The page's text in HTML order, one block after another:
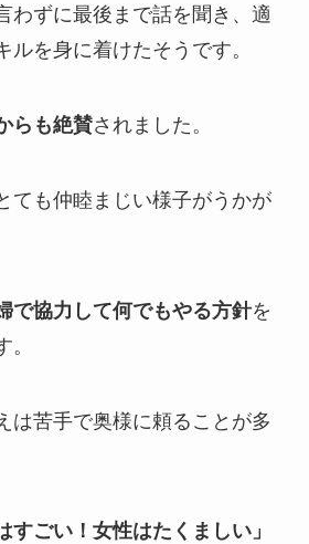
わずに最後まで話を聞き、適
ルを身に着けたそうです。
らも絶賛されました。
ても仲睦まじい様子がうかが
で協力して何でもやる方針を
は苦手で奥様に頼ることが多
すごい！女性はたくましい」